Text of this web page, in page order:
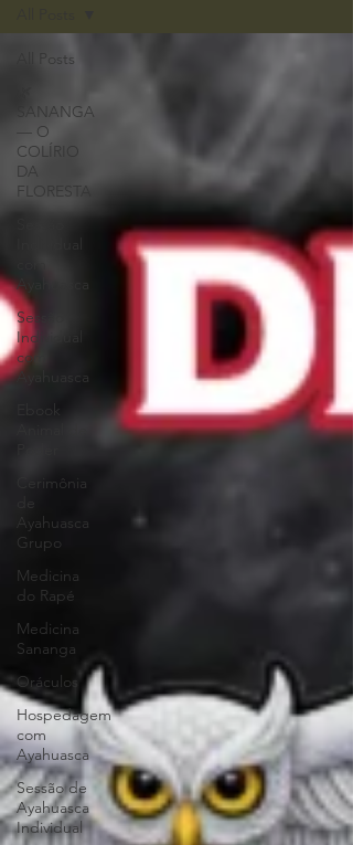
All Posts
SANANGA
— O
COLÍRIO
DA
FLORESTA
Ayahuasca
Sessão
Individual
com
Ayahuasca
Ebook
Cerimônia
Ayahuasca
Grupo
Medicina
do Rapé
Medicina
Sananga
Oráculos
Hospedagem
com
Ayahuasca
Sessão de
Ayahuasca
Individual